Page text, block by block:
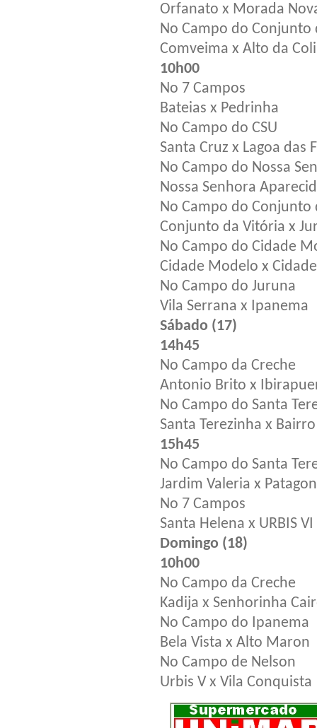
Orfanato x Morada
No Campo do Conjunto
Comveima x Alto da
10h00
No 7 Campos
Bateias x Pedrinha
No Campo do CSU
Santa Cruz x Lagoa das
No Campo do Nossa
Nossa Senhora
No Campo do Conjunto
Conjunto da Vitória x
No Campo do Cidade
Cidade Modelo x
No Campo do Juruna
Vila Serrana x Ipanema
Sábado (17)
14h45
No Campo da Creche
Antonio Brito x
No Campo do Santa
Santa Terezinha x
15h45
No Campo do Santa
Jardim Valeria x
No 7 Campos
Santa Helena x URBIS VI
Domingo (18)
10h00
No Campo da Creche
Kadija x Senhorinha
No Campo do Ipanema
Bela Vista x Alto Maron
No Campo de Nelson
Urbis V x Vila Conquista